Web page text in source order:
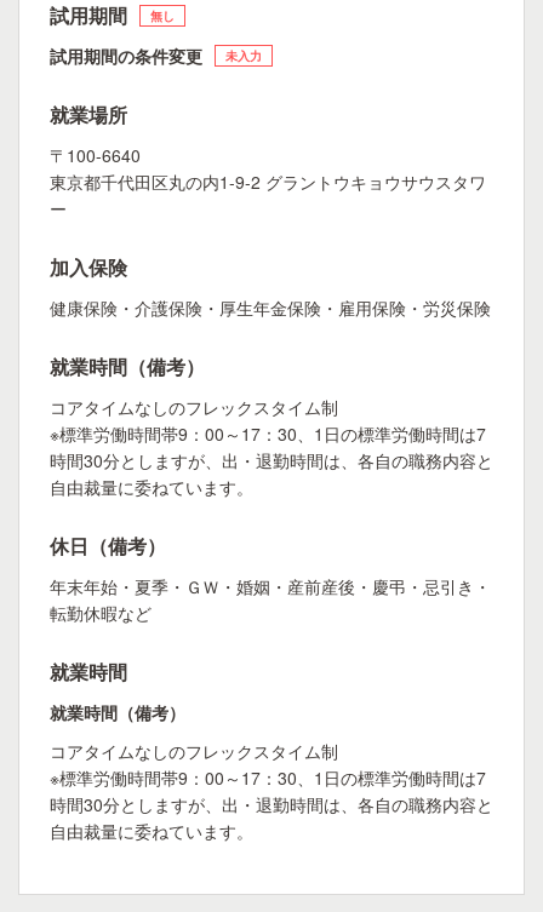
試用期間 無し
試用期間の条件変更 未入力
就業場所
〒100-6640
東京都千代田区丸の内1-9-2 グラントウキョウサウスタワ
ー
加入保険
健康保険・介護保険・厚生年金保険・雇用保険・労災保険
就業時間（備考）
コアタイムなしのフレックスタイム制
※標準労働時間帯9：00～17：30、1日の標準労働時間は7
時間30分としますが、出・退勤時間は、各自の職務内容と
自由裁量に委ねています。
休日（備考）
年末年始・夏季・ＧＷ・婚姻・産前産後・慶弔・忌引き・
転勤休暇など
就業時間
就業時間（備考）
コアタイムなしのフレックスタイム制
※標準労働時間帯9：00～17：30、1日の標準労働時間は7
時間30分としますが、出・退勤時間は、各自の職務内容と
自由裁量に委ねています。